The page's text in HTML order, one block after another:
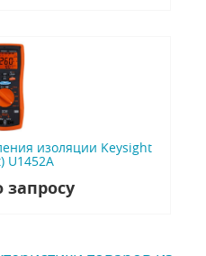
изоляции Keysight
U1452A